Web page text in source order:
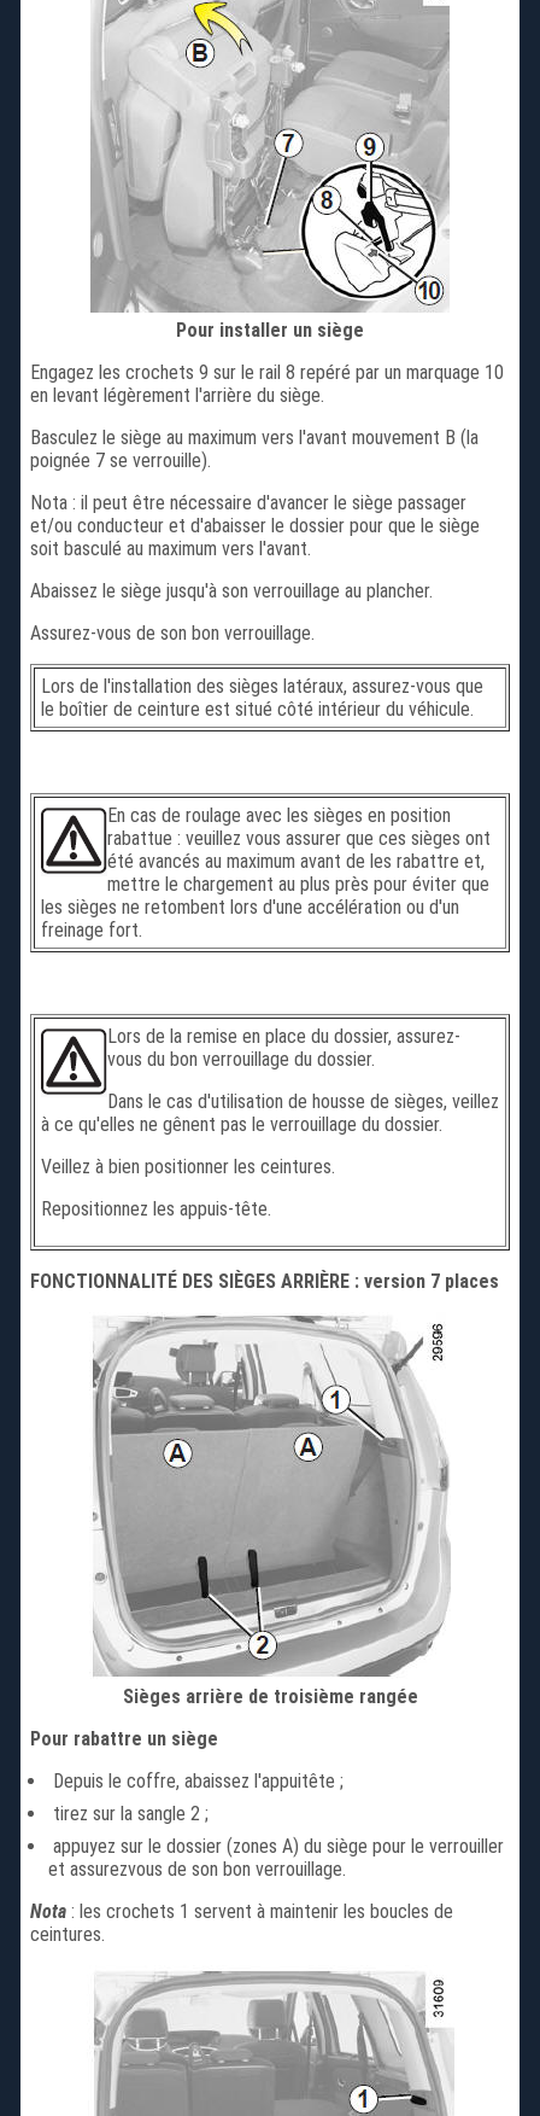
Pour installer un siège
Engagez les crochets 9 sur le rail 8 repéré par un marquage 10
en levant légèrement l'arrière du siège.
Basculez le siège au maximum vers l'avant mouvement B (la
poignée 7 se verrouille).
Nota : il peut être nécessaire d'avancer le siège passager
et/ou conducteur et d'abaisser le dossier pour que le siège
soit basculé au maximum vers l'avant.
Abaissez le siège jusqu'à son verrouillage au plancher.
Assurez-vous de son bon verrouillage.
Lors de l'installation des sièges latéraux, assurez-vous que
le boîtier de ceinture est situé côté intérieur du véhicule.
En cas de roulage avec les sièges en position
rabattue : veuillez vous assurer que ces sièges ont
été avancés au maximum avant de les rabattre et,
mettre le chargement au plus près pour éviter que
les sièges ne retombent lors d'une accélération ou d'un
freinage fort.
Lors de la remise en place du dossier, assurez-
vous du bon verrouillage du dossier.
Dans le cas d'utilisation de housse de sièges, veillez
à ce qu'elles ne gênent pas le verrouillage du dossier.
Veillez à bien positionner les ceintures.
Repositionnez les appuis-tête.
FONCTIONNALITÉ DES SIÈGES ARRIÈRE : version 7 places
Sièges arrière de troisième rangée
Pour rabattre un siège
Depuis le coffre, abaissez l'appuitête ;
tirez sur la sangle 2 ;
appuyez sur le dossier (zones A) du siège pour le verrouiller
et assurezvous de son bon verrouillage.
Nota: les crochets 1 servent à maintenir les boucles de
ceintures.